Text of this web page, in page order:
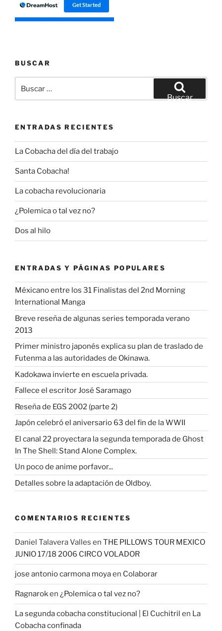
BUSCAR
por:
Buscar
ENTRADAS RECIENTES
La Cobacha del día del trabajo
Santa Cobacha!
La cobacha revolucionaria
¿Polemica o tal vez no?
Dos al hilo
ENTRADAS Y PÁGINAS POPULARES
Méxicano entre los 31 Finalistas del 2nd Morning
International Manga
Breve reseña de algunas series temporada verano
2013
Primer ministro japonés explica su plan de traslado de
Futenma a las autoridades de Okinawa.
Kadokawa invierte en escuela privada.
Fallece el escritor José Saramago
Reseña de EGS 2002 (parte 2)
Japón celebró el aniversario 63 del fin de la WWII
El canal 22 proyectara la segunda temporada de Ghost
In The Shell: Stand Alone Complex.
Un poco de anime porfavor...
Detalles sobre la adaptación de Oldboy.
COMENTARIOS RECIENTES
Daniel Talavera Valles en THE PILLOWS TOUR MEXICO
JUNIO 17/18 2006 CIRCO VOLADOR
jose antonio carmona moyaen Colaborar
Ragnaroken ¿Polemica o tal vez no?
La segunda cobacha constitucional | El Cuchitril en La
Cobacha confinada